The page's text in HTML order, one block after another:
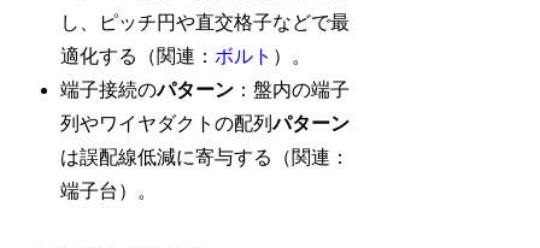
し、ピッチ円や直交格子などで最
適化する（関連： ボルト ）。
端子接続のパターン ：盤内の端子
列やワイヤダクトの配列パターン
は誤配線低減に寄与する（関連：
端子台）。